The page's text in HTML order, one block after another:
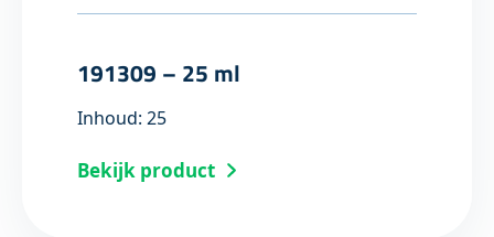
191309 – 25 ml
Inhoud: 25
Bekijk product